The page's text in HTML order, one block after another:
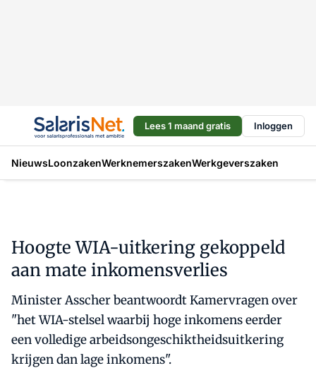
Lees 1 maand gratis Inloggen
NieuwsLoonzakenWerknemerszakenWerkgeverszaken
Hoogte WIA-uitkering gekoppeld
aan mate inkomensverlies
Minister Asscher beantwoordt Kamervragen over
"het WIA-stelsel waarbij hoge inkomens eerder
een volledige arbeidsongeschiktheidsuitkering
krijgen dan lage inkomens".